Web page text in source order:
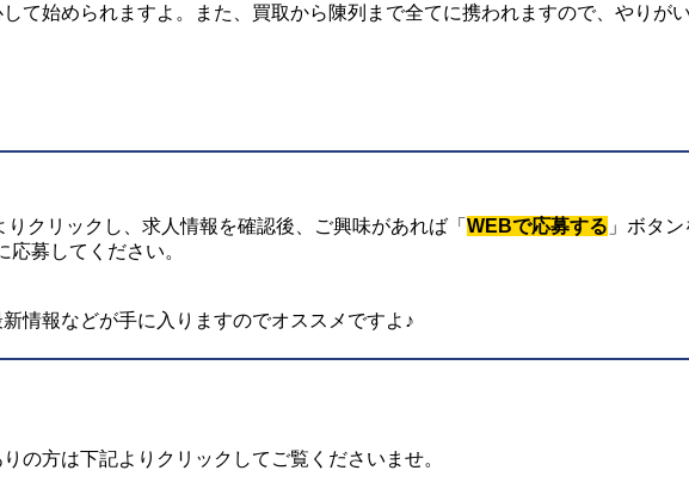
て始められますよ。また、買取から陳列まで全てに携われますので、やりが
クリックし、求人情報を確認後、ご興味があれば「 WEBで応募する 」ボタ
募してください。
情報などが手に入りますのでオススメですよ♪
の方は下記よりクリックしてご覧くださいませ。